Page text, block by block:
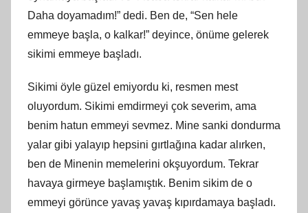
Daha doyamadım!” dedi. Ben de, “Sen hele
emmeye başla, o kalkar!” deyince, önüme gelerek
sikimi emmeye başladı.
Sikimi öyle güzel emiyordu ki, resmen mest
oluyordum. Sikimi emdirmeyi çok severim, ama
benim hatun emmeyi sevmez. Mine sanki dondurma
yalar gibi yalayıp hepsini gırtlağına kadar alırken,
ben de Minenin memelerini okşuyordum. Tekrar
havaya girmeye başlamıştık. Benim sikim de o
emmeyi görünce yavaş yavaş kıpırdamaya başladı.